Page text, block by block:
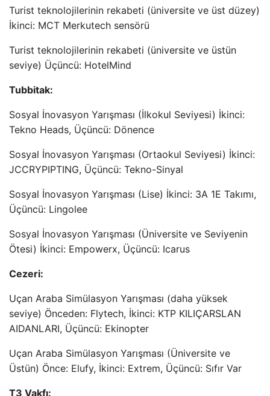
Turist teknolojilerinin rekabeti (üniversite ve üst düzey)
İkinci: MCT Merkutech sensörü
Turist teknolojilerinin rekabeti (üniversite ve üstün
seviye) Üçüncü: HotelMind
Tubbitak:
Sosyal İnovasyon Yarışması (İlkokul Seviyesi) İkinci:
Tekno Heads, Üçüncü: Dönence
Sosyal İnovasyon Yarışması (Ortaokul Seviyesi) İkinci:
JCCRYPIPTING, Üçüncü: Tekno-Sinyal
Sosyal İnovasyon Yarışması (Lise) İkinci: 3A 1E Takımı,
Üçüncü: Lingolee
Sosyal İnovasyon Yarışması (Üniversite ve Seviyenin
Ötesi) İkinci: Empowerx, Üçüncü: Icarus
Cezeri:
Uçan Araba Simülasyon Yarışması (daha yüksek
seviye) Önceden: Flytech, İkinci: KTP KILIÇARSLAN
AIDANLARI, Üçüncü: Ekinopter
Uçan Araba Simülasyon Yarışması (Üniversite ve
Üstün) Önce: Elufy, İkinci: Extrem, Üçüncü: Sıfır Var
T3 Vakfı: